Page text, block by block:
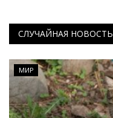
СЛУЧАЙНАЯ НОВОСТЬ
МИР